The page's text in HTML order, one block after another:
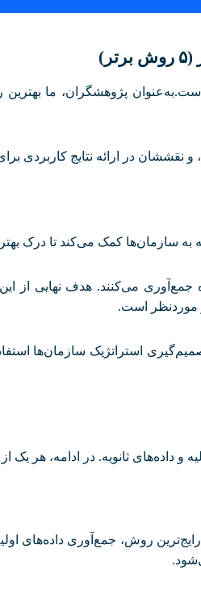
(۵ روش برتر)
.به‌عنوان پژوهشگران، ما
نقششان در ارائه نتایج کاربردی
سازمان‌ها کمک می‌کند تا درک
می‌کنند. هدف نهایی از
موردنظر است.
استراتژیک سازمان‌ها
و داده‌های ثانویه. در ادامه، هر
روش، جمع‌آوری داده‌های
.